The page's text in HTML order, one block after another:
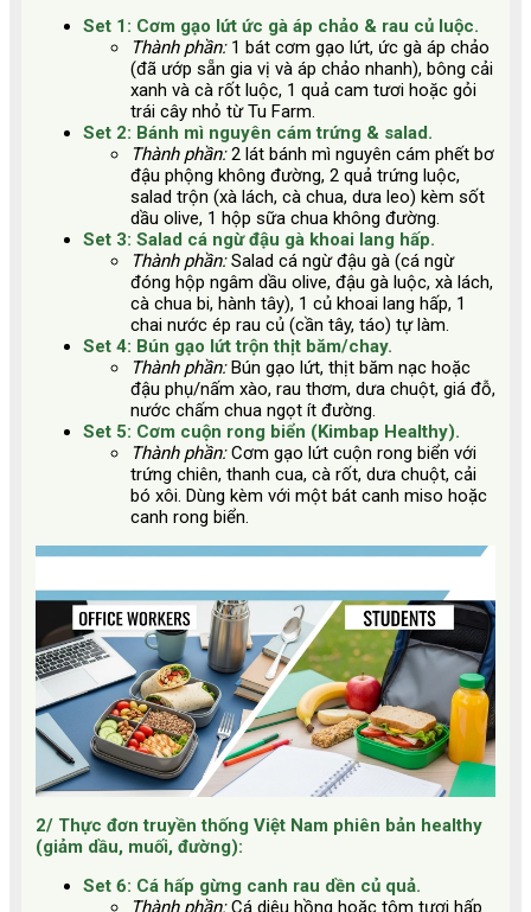
Set 1: Cơm gạo lứt ức gà áp chảo & rau củ luộc.
Thành phần: 1 bát cơm gạo lứt, ức gà áp chảo
(đã ướp sẵn gia vị và áp chảo nhanh), bông cải
xanh và cà rốt luộc, 1 quả cam tươi hoặc gỏi
trái cây nhỏ từ Tu Farm.
Set 2: Bánh mì nguyên cám trứng & salad.
Thành phần:2 lát bánh mì nguyên cám phết bơ
đậu phộng không đường, 2 quả trứng luộc,
salad trộn (xà lách, cà chua, dưa leo) kèm sốt
dầu olive, 1 hộp sữa chua không đường.
Set 3: Salad cá ngừ đậu gà khoai lang hấp.
Thành phần:Salad cá ngừ đậu gà (cá ngừ
đóng hộp ngâm dầu olive, đậu gà luộc, xà lách,
cà chua bi, hành tây), 1 củ khoai lang hấp, 1
chai nước ép rau củ (cần tây, táo) tự làm.
Set 4: Bún gạo lứt trộn thịt băm/chay.
Thành phần: Bún gạo lứt, thịt băm nạc hoặc
đậu phụ/nấm xào, rau thơm, dưa chuột, giá đỗ,
nước chấm chua ngọt ít đường.
Set 5: Cơm cuộn rong biển (Kimbap Healthy).
Thành phần:Cơm gạo lứt cuộn rong biển với
trứng chiên, thanh cua, cà rốt, dưa chuột, cải
bó xôi. Dùng kèm với một bát canh miso hoặc
canh rong biển.
2/ Thực đơn truyền thống Việt Nam phiên bản healthy
(giảm dầu, muối, đường):
Set 6: Cá hấp gừng canh rau dền củ quả.
Thành phần:Cá diêu hồng hoặc tôm tươi hấp